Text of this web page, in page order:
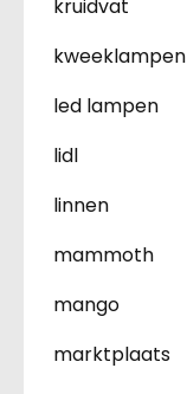
kruidvat
kweeklampen
led lampen
lidl
linnen
mammoth
mango
marktplaats